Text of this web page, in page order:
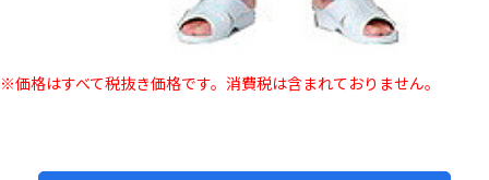
※価格はすべて税抜き価格です。消費税は含まれておりません。